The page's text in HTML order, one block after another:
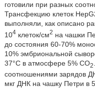
готовили при разных
Трансфекцию клеток
выполняли, как описано
104клеток/см2 на чашки
до состояния 60-70%
10% эмбриональной
37°C в атмосфере 5% CO2
соотношениями зарядов
мкг ДНК на чашку Петри в